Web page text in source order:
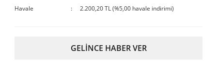
Havale
2.200,20 TL (%5,00 havale indirimi)
GELİNCE HABER VER